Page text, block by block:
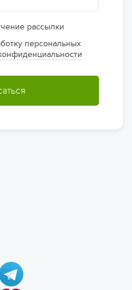
рассылки
персональных